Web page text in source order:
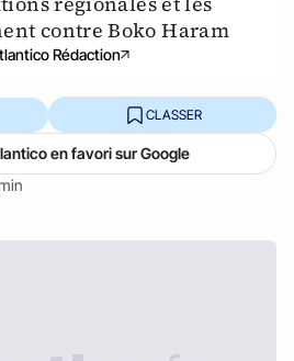
contre Boko Haram
Rédaction
CLASSER
en favori sur Google